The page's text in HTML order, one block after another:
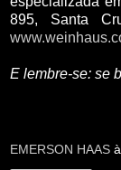
895, Santa
E lembre-se: se
EMERSON HAAS